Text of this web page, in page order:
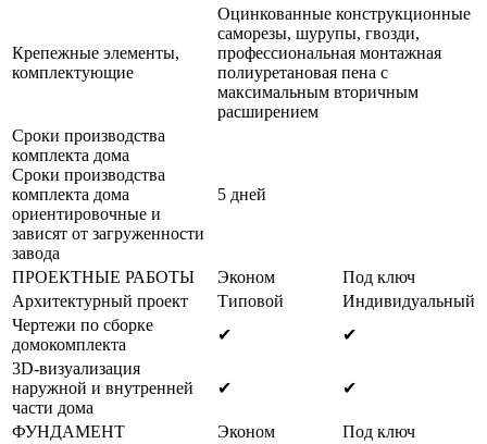
Крепежные элементы,
комплектующие
Оцинкованные конструкционные
саморезы, шурупы, гвозди,
профессиональная монтажная
полиуретановая пена с
максимальным вторичным
расширением
Сроки производства
комплекта дома
Сроки производства
комплекта дома
ориентировочные и
зависят от загруженности
завода
5 дней
ПРОЕКТНЫЕ РАБОТЫ Эконом
Под ключ
Архитектурный проект
Типовой
Индивидуальный
Чертежи по сборке
домокомплекта
✔
✔
3D-визуализация
наружной и внутренней
части дома
✔ ✔
ФУНДАМЕНТ Эконом
Под ключ